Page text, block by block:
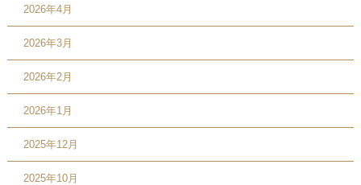
2026年4月
2026年3月
2026年2月
2026年1月
2025年12月
2025年10月